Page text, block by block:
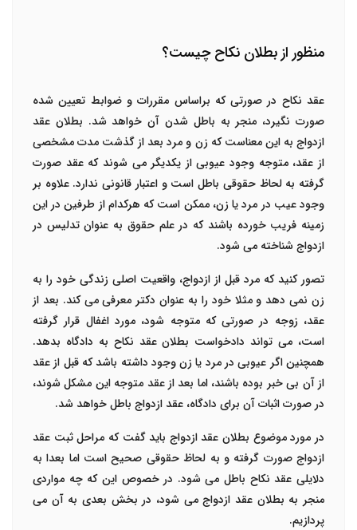
منظور از بطلان نکاح چیست؟
عقد نکاح در صورتی که براساس مقررات و ضوابط تعیین شده
صورت نگیرد، منجر به باطل شدن آن خواهد شد. بطلان عقد
ازدواج به این معناست که زن و مرد بعد از گذشت مدت مشخصی
از عقد، متوجه وجود عیوبی از یکدیگر می شوند که عقد صورت
گرفته به لحاظ حقوقی باطل است و اعتبار قانونی ندارد. علاوه بر
وجود عیب در مرد یا زن، ممکن است که هرکدام از طرفین در این
زمینه فریب خورده باشند که در علم حقوق به عنوان تدلیس در
ازدواج شناخته می شود.
تصور کنید که مرد قبل از ازدواج، واقعیت اصلی زندگی خود را به
زن نمی دهد و مثلا خود را به عنوان دکتر معرفی می کند. بعد از
عقد، زوجه در صورتی که متوجه شود، مورد اغفال قرار گرفته
است، می تواند دادخواست بطلان عقد نکاح به دادگاه بدهد.
همچنین اگر عیوبی در مرد یا زن وجود داشته باشد که قبل از عقد
از آن بی خبر بوده باشند، اما بعد از عقد متوجه این مشکل شوند،
در صورت اثبات آن برای دادگاه، عقد ازدواج باطل خواهد شد.
در مورد موضوع بطلان عقد ازدواج باید گفت که مراحل ثبت عقد
ازدواج صورت گرفته و به لحاظ حقوقی صحیح است اما بعدا به
دلایلی عقد نکاح باطل می شود. در خصوص این که چه مواردی
منجر به بطلان عقد ازدواجمی شود، در بخش بعدی به آن می
پردازیم.